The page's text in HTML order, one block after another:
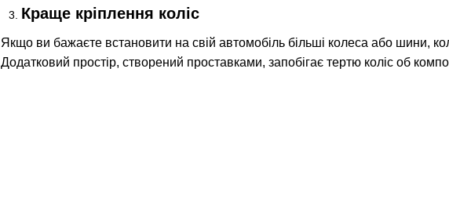
Краще кріплення коліс
Якщо ви бажаєте встановити на свій автомобіль більші колеса або шини,
Додатковий простір, створений проставками, запобігає тертю коліс об